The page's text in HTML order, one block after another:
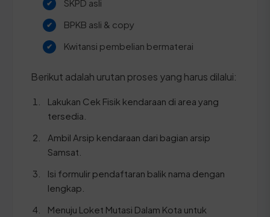
SKPD asli
BPKB asli & copy
Kwitansi pembelian bermaterai
Berikut adalah urutan proses yang harus dilalui:
Lakukan Cek Fisik kendaraan di area yang
tersedia.
Ambil Arsip kendaraan dari bagian arsip
Samsat.
Isi formulir pendaftaran balik nama dengan
lengkap.
Menuju Loket Mutasi Dalam Kota untuk